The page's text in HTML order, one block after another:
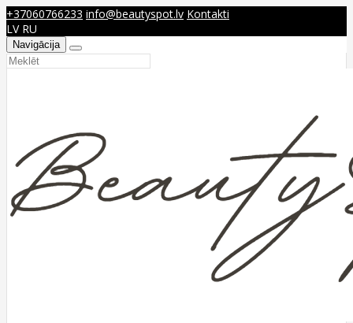
+37060766233 info@beautyspot.lv Kontakti
LV RU
Navigācija